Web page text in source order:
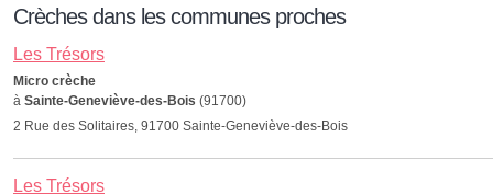
Crèches dans les communes proches
Les Trésors
Micro crèche
à Sainte-Geneviève-des-Bois (91700)
2 Rue des Solitaires, 91700 Sainte-Geneviève-des-Bois
Les Trésors